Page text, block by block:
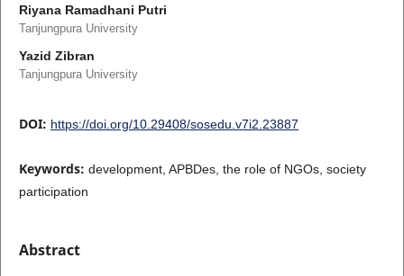
Riyana Ramadhani Putri
Tanjungpura University
Yazid Zibran
Tanjungpura University
DOI: https://doi.org/10.29408/sosedu.v7i2.23887
Keywords: development, APBDes, the role of NGOs, society
participation
Abstract